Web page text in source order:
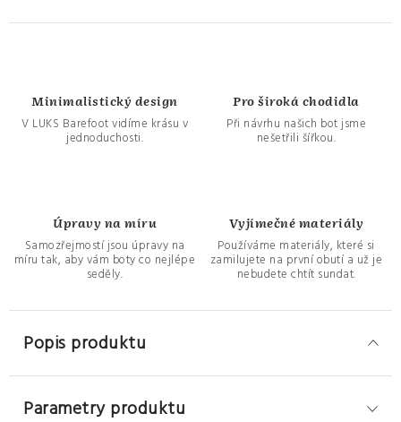
Minimalistický design
V LUKS Barefoot vidíme krásu v
jednoduchosti.
Pro široká chodidla
Při návrhu našich bot jsme
nešetřili šířkou.
Úpravy na míru
Samozřejmostí jsou úpravy na
míru tak, aby vám boty co nejlépe
seděly.
Vyjímečné materiály
Používáme materiály, které si
zamilujete na první obutí a už je
nebudete chtít sundat.
Popis produktu
Parametry produktu